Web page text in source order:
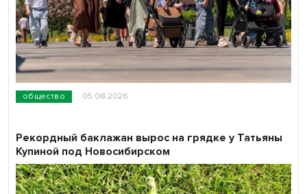
общество 05.08.2026
Рекордный баклажан вырос на грядке у Татьяны
Купиной под Новосибирском